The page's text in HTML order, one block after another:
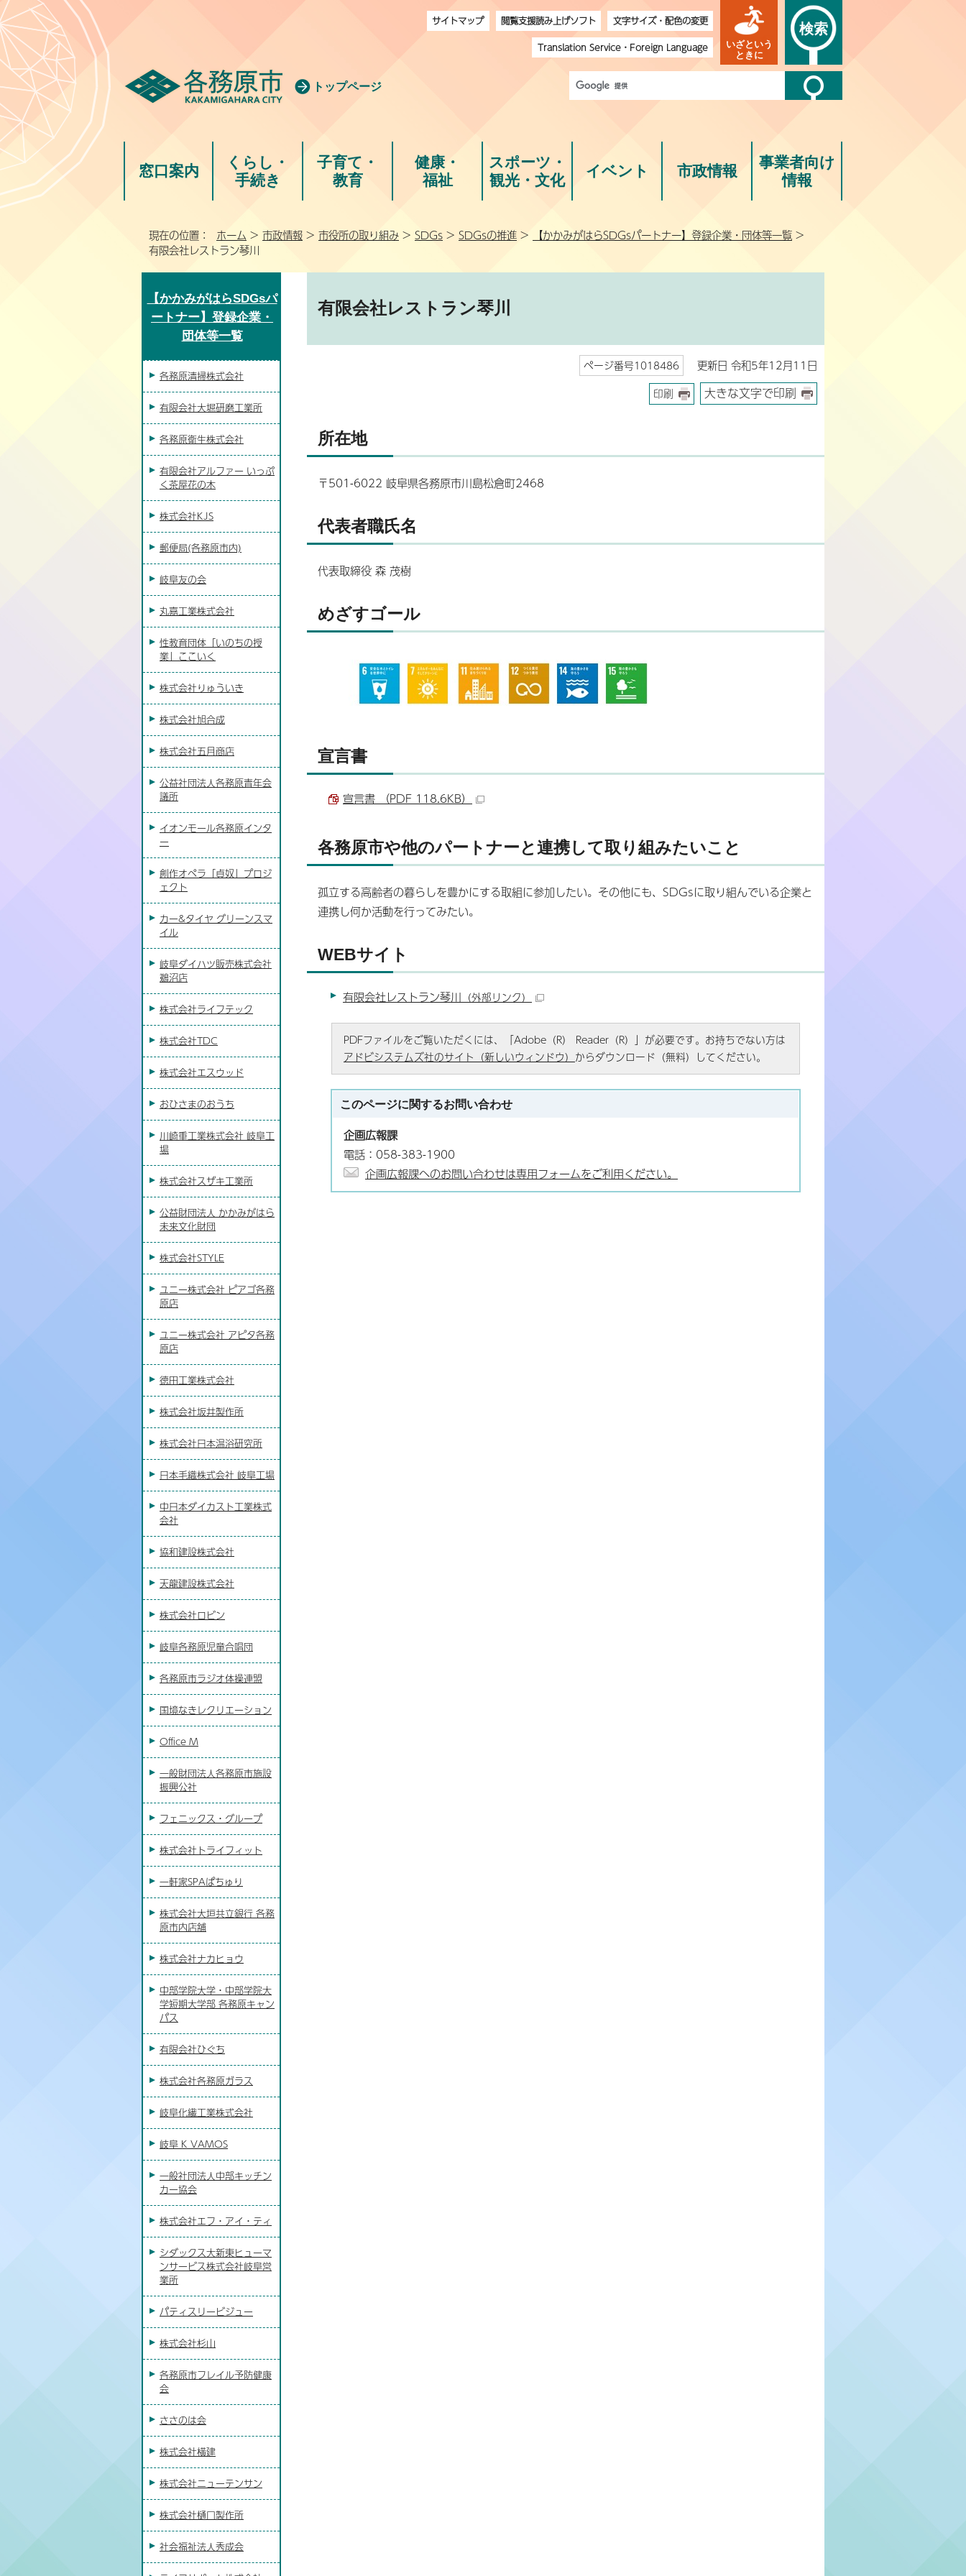
トップページ
サイトマップ 閲覧支援読み上げソフト
文字サイズ・配色の変更
Translation Service・ Foreign Language
いざという
ときに
検索
窓口案内
くらし・
手続き
子育て・
教育
健康・
福祉
スポーツ・
観光・文化
イベント 市政情報
事業者向け
情報
現在の位置： ホーム > 市政情報 > 市役所の取り組み > SDGs > SDGsの推進 > 【かかみがはらSDGsパートナー】登録企業・団体等一覧 >
有限会社レストラン琴川
有限会社レストラン琴川
ページ番号1018486 更新日 令和5年12月11日
印刷 大きな文字で印刷
所在地
〒501-6022 岐阜県各務原市川島松倉町2468
代表者職氏名
代表取締役 森 茂樹
めざすゴール
宣言書
宣言書 （PDF 118.6KB）
各務原市や他のパートナーと連携して取り組みたいこと
孤立する高齢者の暮らしを豊かにする取組に参加したい。その他にも、SDGsに取り組んでいる企業と
連携し何か活動を行ってみたい。
WEBサイト
有限会社レストラン琴川 （外部リンク）
PDFファイルをご覧いただくには、「Adobe（R） Reader（R）」が必要です。お持ちでない方は
アドビシステムズ社のサイト（新しいウィンドウ） からダウンロード（無料）してください。
このページに関するお問い合わせ
企画広報課
電話：058-383-1900
企画広報課へのお問い合わせは専用フォームをご利用ください。
【かかみがはらSDGsパ
ートナー】登録企業・
団体等一覧
各務原清掃株式会社
有限会社大堀研磨工業所
各務原衛生株式会社
有限会社アルファー いっぷ
く茶屋花の木
株式会社KJS
郵便局(各務原市内)
岐阜友の会
丸嘉工業株式会社
性教育団体「いのちの授
業」ここいく
株式会社りゅういき
株式会社旭合成
株式会社五月商店
公益社団法人各務原青年会
議所
イオンモール各務原インタ
ー
創作オペラ「貞奴」プロジ
ェクト
カー&タイヤ グリーンスマ
イル
岐阜ダイハツ販売株式会社
鵜沼店
株式会社ライフテック
株式会社TDC
株式会社エスウッド
おひさまのおうち
川崎重工業株式会社 岐阜工
場
株式会社スザキ工業所
公益財団法人 かかみがはら
未来文化財団
株式会社STYLE
ユニー株式会社 ピアゴ各務
原店
ユニー株式会社 アピタ各務
原店
徳田工業株式会社
株式会社坂井製作所
株式会社日本温浴研究所
日本毛織株式会社 岐阜工場
中日本ダイカスト工業株式
会社
協和建設株式会社
天龍建設株式会社
株式会社ロビン
岐阜各務原児童合唱団
各務原市ラジオ体操連盟
国境なきレクリエーション
Office M
一般財団法人各務原市施設
振興公社
フェニックス・グループ
株式会社トライフィット
一軒家SPAぱちゅり
株式会社大垣共立銀行 各務
原市内店舗
株式会社ナカヒョウ
中部学院大学・中部学院大
学短期大学部 各務原キャン
パス
有限会社ひぐち
株式会社各務原ガラス
岐阜化繊工業株式会社
岐阜 K VAMOS
一般社団法人中部キッチン
カー協会
株式会社エフ・アイ・ティ
シダックス大新東ヒューマ
ンサービス株式会社岐阜営
業所
パティスリービジュー
株式会社杉山
各務原市フレイル予防健康
会
ささのは会
株式会社横建
株式会社ニューテンサン
株式会社樋口製作所
社会福祉法人秀成会